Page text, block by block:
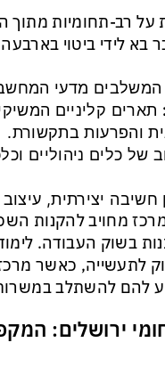
רב-תחומיות מתוך
בא לידי ביטוי
מדעי המחשב,
תארים קליניים
והפרעות בתקשורת.
של כלים ניהוליים
חשיבה יצירתית,
מחויב להקנות
בשוק העבודה.
לתעשייה, כאשר
להם להשתלב במשרות
ירושלים: